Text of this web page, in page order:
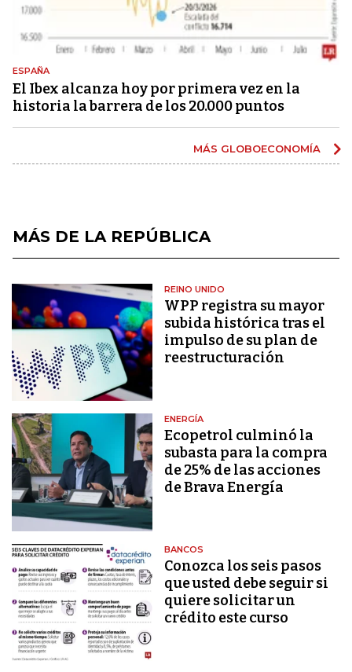
ESPAÑA
El Ibex alcanza hoy por primera vez en la
historia la barrera de los 20.000 puntos
MÁS GLOBOECONOMÍA
MÁS DE LA REPÚBLICA
REINO UNIDO
WPP registra su mayor
subida histórica tras el
impulso de su plan de
reestructuración
ENERGÍA
Ecopetrol culminó la
subasta para la compra
de 25% de las acciones
de Brava Energía
BANCOS
Conozca los seis pasos
que usted debe seguir si
quiere solicitar un
crédito este curso